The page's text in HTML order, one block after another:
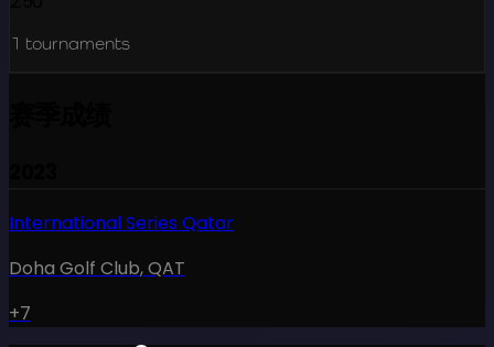
1 tournaments
International Series Qatar
Doha Golf Club,QAT
+7